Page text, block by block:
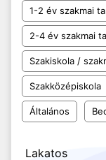
1-2 év szakmai
2-4 év szakmai
Szakiskola /
Szakközépiskola
Általános
Lakatos